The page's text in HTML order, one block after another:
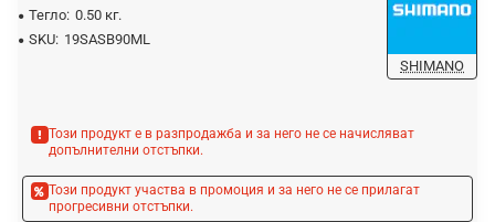
Тегло: 0.50 кг.
SKU: 19SASB90ML
SHIMANO
Този продукт е в разпродажба и за него не се начисляват
допълнителни отстъпки.
Този продукт участва в промоция и за него не се прилагат
прогресивни отстъпки.